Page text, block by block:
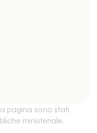
pagina sono stati
ministeriale.